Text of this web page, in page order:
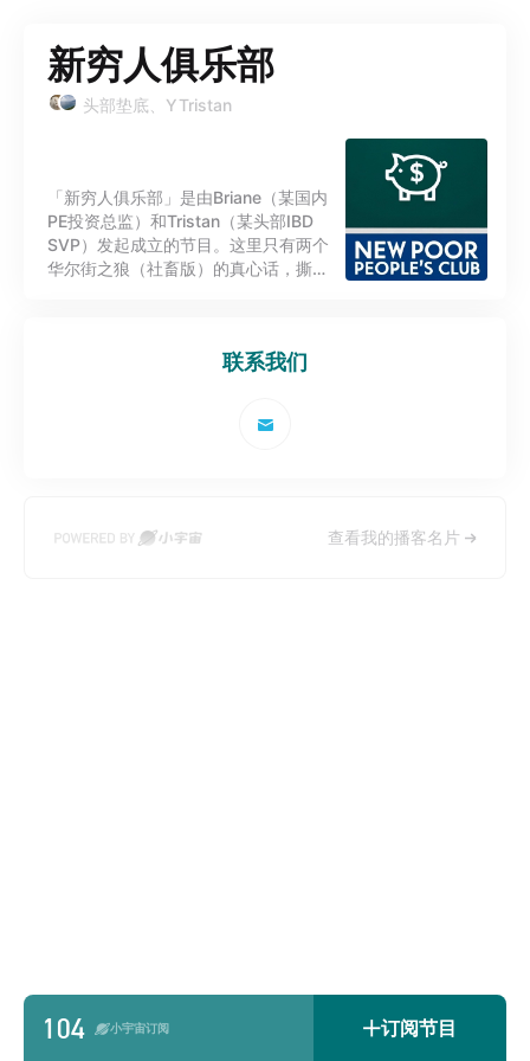
新穷人俱乐部
头部垫底、YTristan
「新穷人俱乐部」是由Briane（某国内
PE投资总监）和Tristan（某头部IBD
SVP）发起成立的节目。这里只有两个
华尔街之狼（社畜版）的真心话，撕开
联系我们
查看我的播客名片
104 小宇宙订阅 订阅节目